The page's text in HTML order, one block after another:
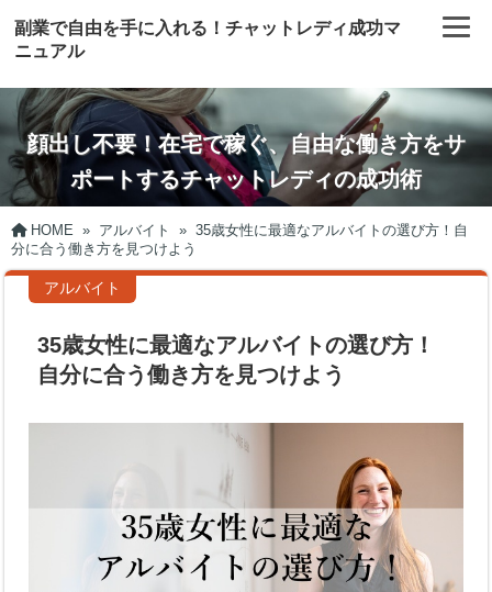
副業で自由を手に入れる！チャットレディ成功マ
ニュアル
顔出し不要！在宅で稼ぐ、自由な働き方をサ
ポートするチャットレディの成功術
HOME » アルバイト » 35歳女性に最適なアルバイトの選び方！自
分に合う働き方を見つけよう
アルバイト
35歳女性に最適なアルバイトの選び方！
自分に合う働き方を見つけよう